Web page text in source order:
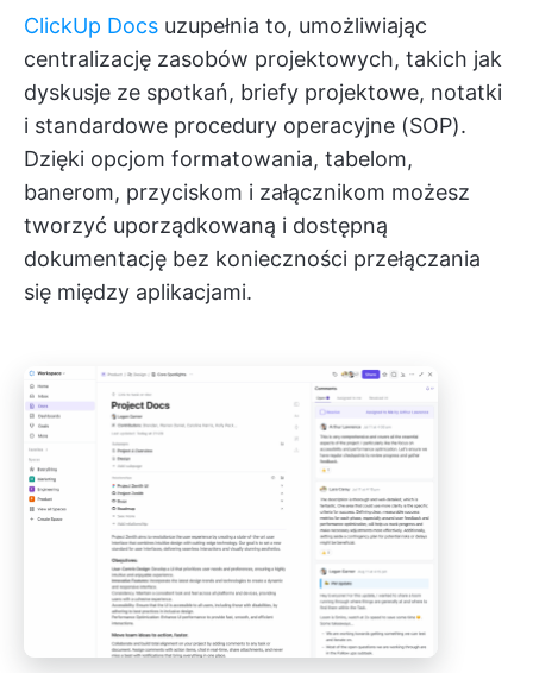
ClickUp Docs uzupełnia to, umożliwiając
centralizację zasobów projektowych, takich jak
dyskusje ze spotkań, briefy projektowe, notatki
i standardowe procedury operacyjne (SOP).
Dzięki opcjom formatowania, tabelom,
banerom, przyciskom i załącznikom możesz
tworzyć uporządkowaną i dostępną
dokumentację bez konieczności przełączania
się między aplikacjami.